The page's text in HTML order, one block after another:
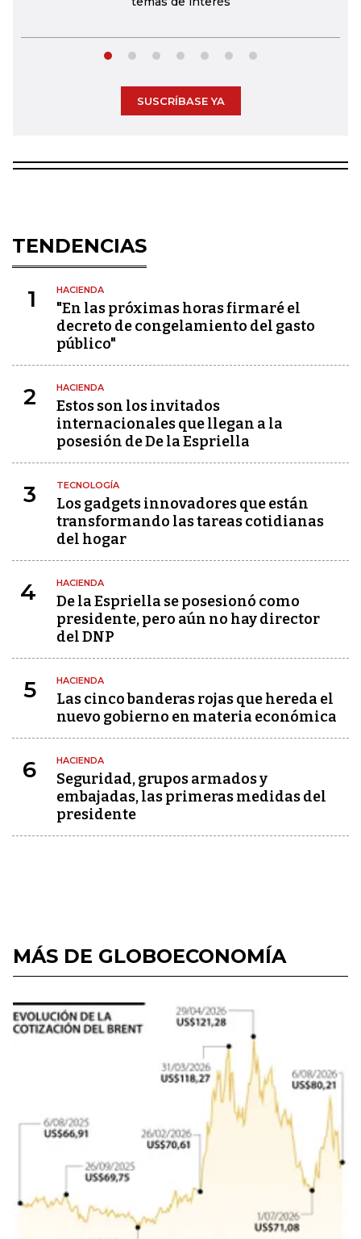
SUSCRÍBASE YA
TENDENCIAS
1 HACIENDA
"En las próximas horas firmaré el
decreto de congelamiento del gasto
público"
2 HACIENDA
Estos son los invitados
internacionales que llegan a la
posesión de De la Espriella
3 TECNOLOGÍA
Los gadgets innovadores que están
transformando las tareas cotidianas
del hogar
4 HACIENDA
De la Espriella se posesionó como
presidente, pero aún no hay director
del DNP
5 HACIENDA
Las cinco banderas rojas que hereda el
nuevo gobierno en materia económica
6 HACIENDA
Seguridad, grupos armados y
embajadas, las primeras medidas del
presidente
MÁS DE GLOBOECONOMÍA